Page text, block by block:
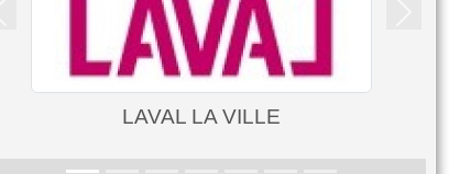
LAVAL LA VILLE